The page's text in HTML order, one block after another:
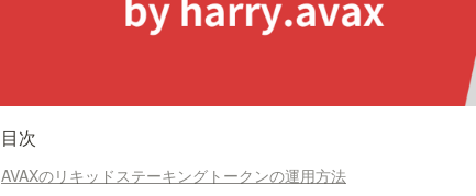
目次
AVAXのリキッドステーキングトークンの運用方法